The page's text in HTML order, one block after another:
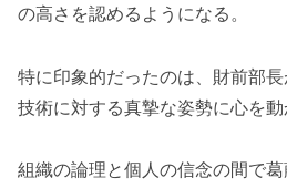
の高さを認めるようになる。
特に印象的だったのは、財前部
技術に対する真摯な姿勢に心を動
組織の論理と個人の信念の間で葛